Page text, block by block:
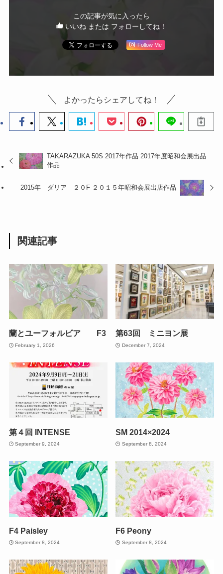
この記事が気に入ったら
いいね または フォローしてね！
Follow Me
よかったらシェアしてね！
TAKARAZUKA 50S 2017年作品 2017年度昭和会展出品
作品
2015年 ダリア ２０F ２０１５年昭和会展出店作品
関連記事
蘭とユーフォルビア F3
February 1, 2026
第63回 ミニヨン展
December 7, 2024
第４回 INTENSE
September 9, 2024
SM 2014×2024
September 8, 2024
F4 Paisley
September 8, 2024
F6 Peony
September 8, 2024